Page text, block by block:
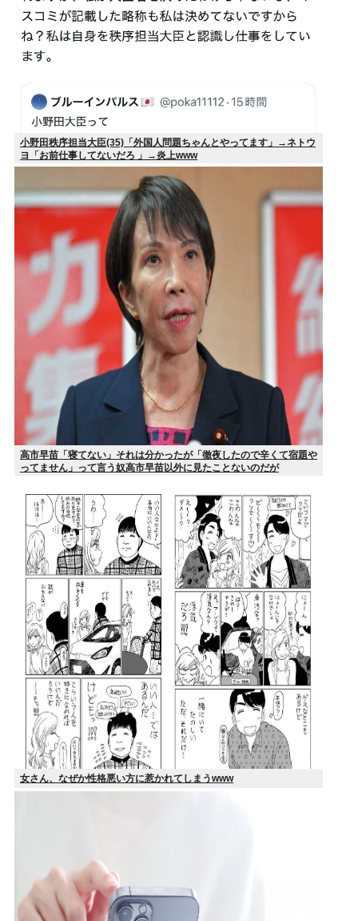
小野田秩序担当大臣(35)「外国人問題ちゃんとやってます」→ネトウ
ヨ「お前仕事してないだろ 」→炎上www
高市早苗「寝てない」それは分かったが「徹夜したので辛くて宿題や
ってません」って言う奴高市早苗以外に見たことないのだが
女さん、なぜか性格悪い方に惹かれてしまうwww